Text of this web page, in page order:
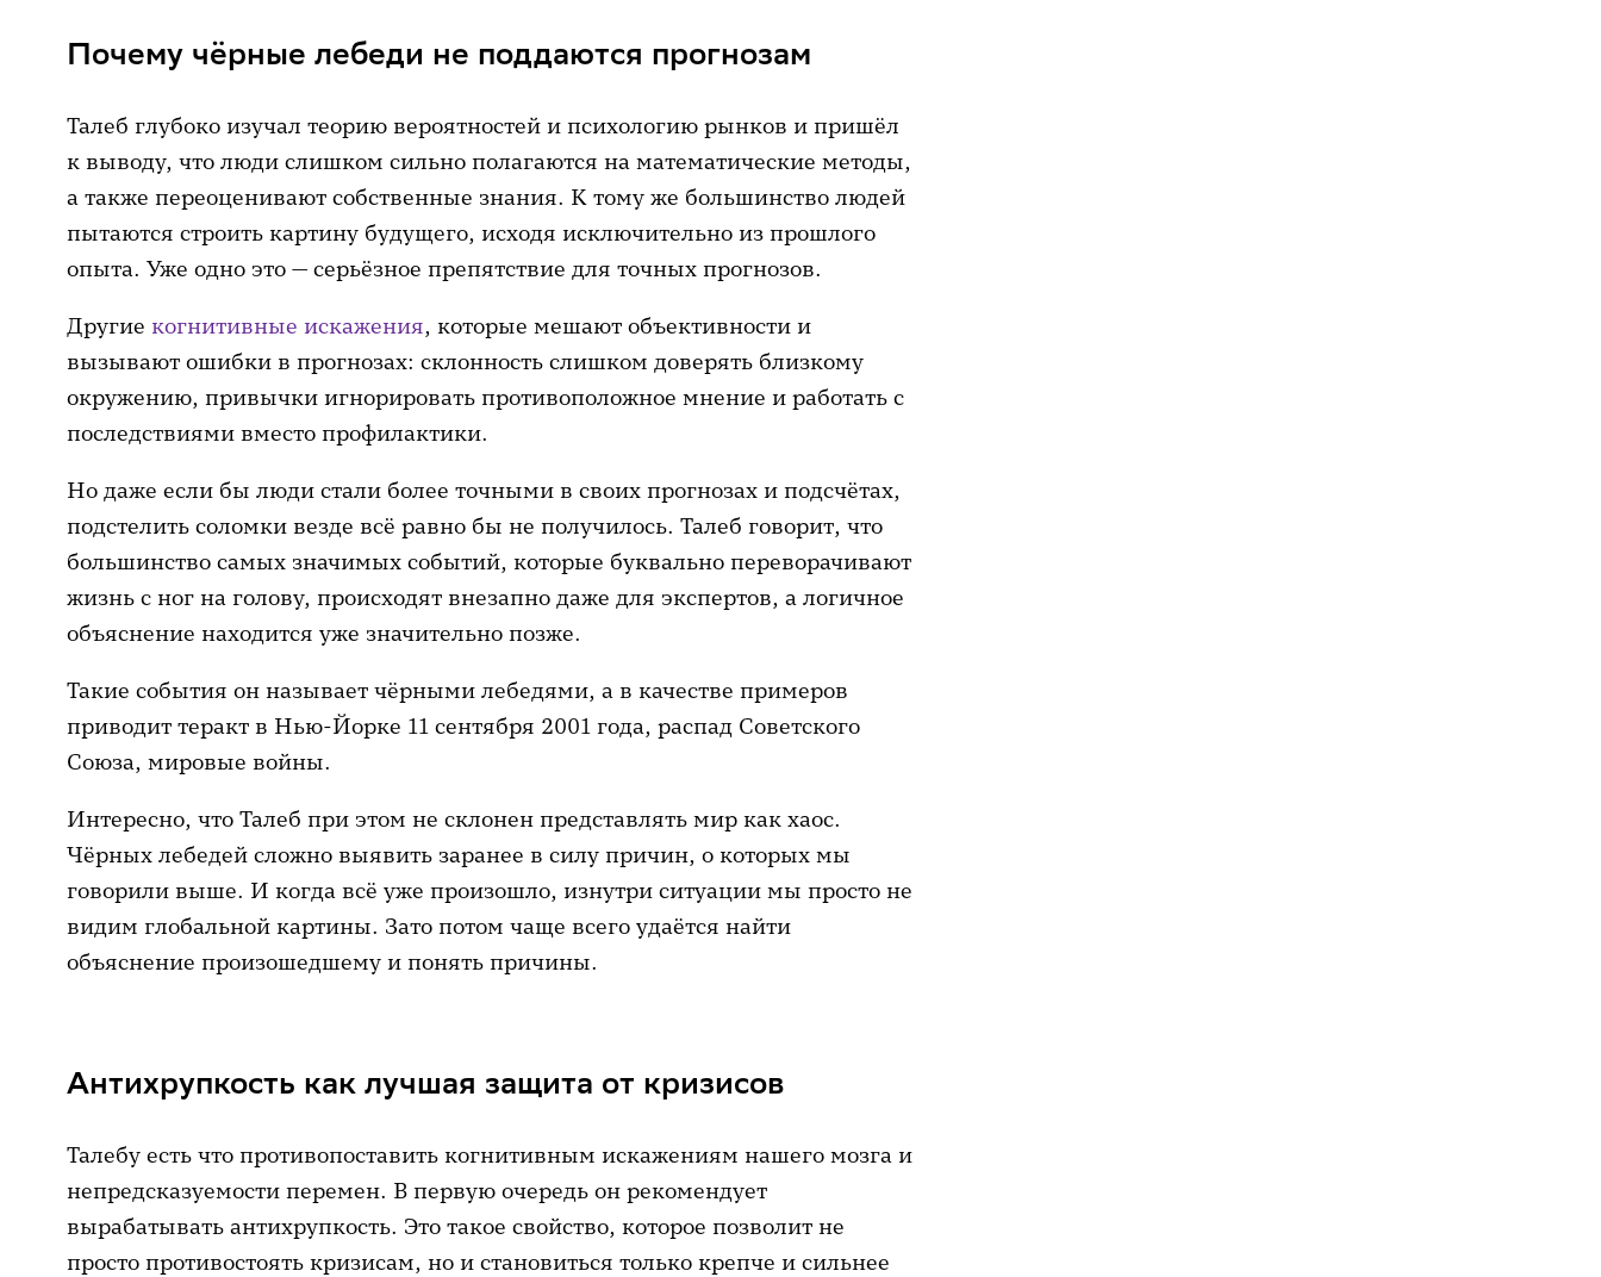
Почему чёрные лебеди не поддаются прогнозам
Талеб глубоко изучал теорию вероятностей и психологию рынков и пришёл
к выводу, что люди слишком сильно полагаются на математические методы,
а также переоценивают собственные знания. К тому же большинство людей
пытаются строить картину будущего, исходя исключительно из прошлого
опыта. Уже одно это — серьёзное препятствие для точных прогнозов.
Другие когнитивные искажения, которые мешают объективности и
вызывают ошибки в прогнозах: склонность слишком доверять близкому
окружению, привычки игнорировать противоположное мнение и работать с
последствиями вместо профилактики.
Но даже если бы люди стали более точными в своих прогнозах и подсчётах,
подстелить соломки везде всё равно бы не получилось. Талеб говорит, что
большинство самых значимых событий, которые буквально переворачивают
жизнь с ног на голову, происходят внезапно даже для экспертов, а логичное
объяснение находится уже значительно позже.
Такие события он называет чёрными лебедями, а в качестве примеров
приводит теракт в Нью-Йорке 11 сентября 2001 года, распад Советского
Союза, мировые войны.
Интересно, что Талеб при этом не склонен представлять мир как хаос.
Чёрных лебедей сложно выявить заранее в силу причин, о которых мы
говорили выше. И когда всё уже произошло, изнутри ситуации мы просто не
видим глобальной картины. Зато потом чаще всего удаётся найти
объяснение произошедшему и понять причины.
Антихрупкость как лучшая защита от кризисов
Талебу есть что противопоставить когнитивным искажениям нашего мозга и
непредсказуемости перемен. В первую очередь он рекомендует
вырабатывать антихрупкость. Это такое свойство, которое позволит не
просто противостоять кризисам, но и становиться только крепче и сильнее